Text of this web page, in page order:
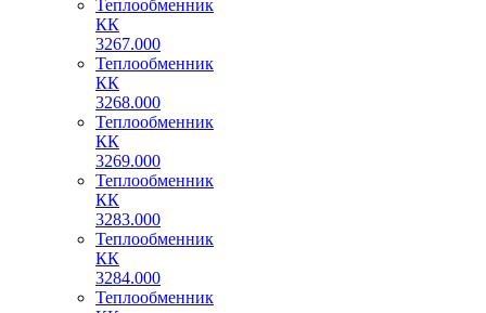
Теплообменник
КК
3267.000
Теплообменник
КК
3268.000
Теплообменник
КК
3269.000
Теплообменник
КК
3283.000
Теплообменник
КК
3284.000
Теплообменник